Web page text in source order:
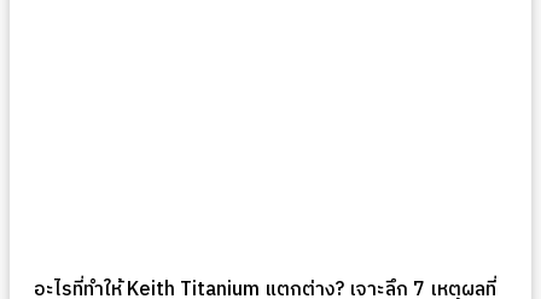
อะไรที่ทำให้ Keith Titanium แตกต่าง? เจาะลึก 7 เหตุผลที่